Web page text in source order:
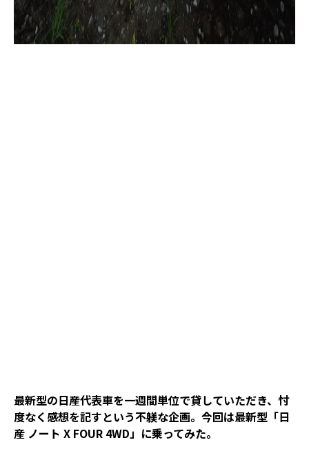
最新型の日産代表車を一週間単位で貸していただき、忖
度なく感想を記すという不躾な企画。今回は最新型「日
産 ノート X FOUR 4WD」に乗ってみた。